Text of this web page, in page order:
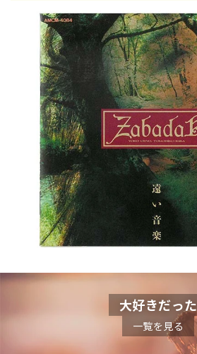
大好きだった
一覧を見る